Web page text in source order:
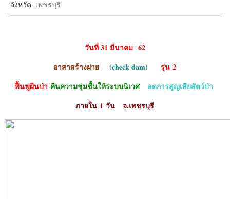
จังหวัด: เพชรบุรี
วันที่ 31 มีนาคม 62
อาสาสร้างฝาย
(check dam)
รุ่น 2
ฟื้นฟูผืนป่า คืนความชุมชื้นให้ระบบนิเวศ
ลดการสูญเสียสัตว์ป่า
ภายใน 1 วัน จ.เพชรบุรี